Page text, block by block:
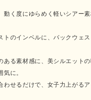
動く度にゆらめく軽いシアー
トのインベルに、バックウェ
ある素材感に、美シルエット
に。
わせるだけで、女子力上がるア